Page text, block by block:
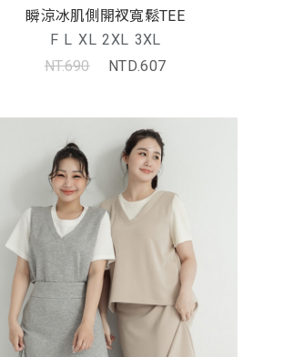
瞬涼冰肌側開衩寬鬆TEE
F L XL 2XL 3XL
NT.690
NTD.607